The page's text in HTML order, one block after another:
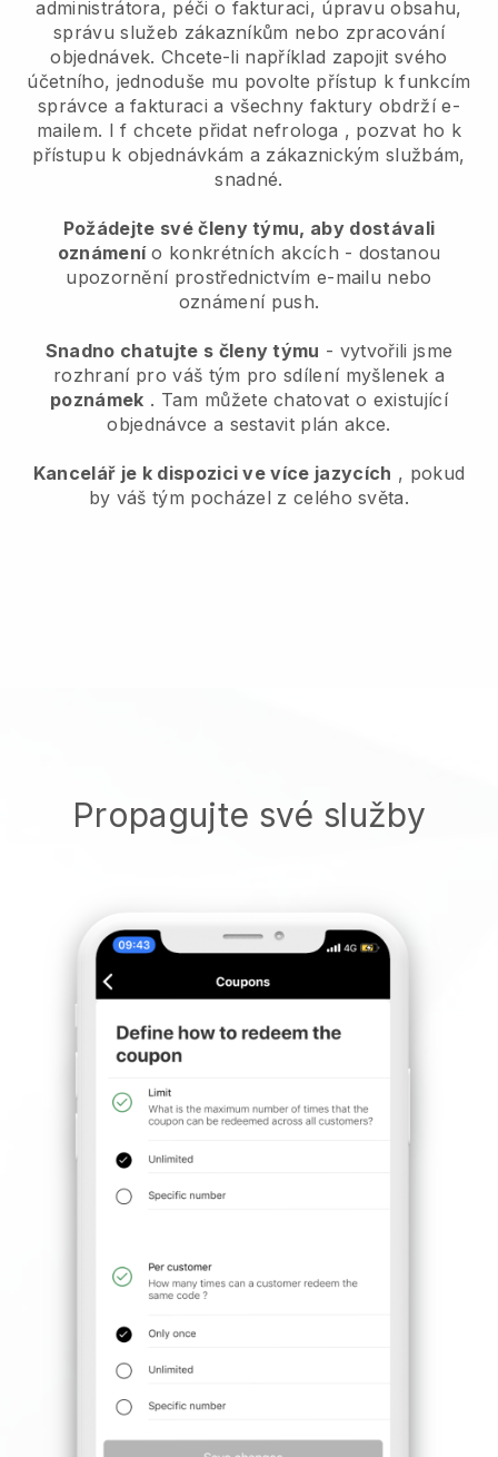
administrátora, péči o fakturaci, úpravu obsahu,
správu služeb zákazníkům nebo zpracování
objednávek. Chcete-li například zapojit svého
účetního, jednoduše mu povolte přístup k funkcím
správce a fakturaci a všechny faktury obdrží e-
mailem. If chcete přidat nefrologa , pozvat ho k
přístupu k objednávkám a zákaznickým službám,
snadné.
Požádejte své členy týmu, aby dostávali
oznámenío konkrétních akcích - dostanou
upozornění prostřednictvím e-mailu nebo
oznámení push.
Snadno chatujte s členy týmu - vytvořili jsme
rozhraní pro váš tým pro sdílení myšlenek a
poznámek . Tam můžete chatovat o existující
objednávce a sestavit plán akce.
Kancelář je k dispozici ve více jazycích , pokud
by váš tým pocházel z celého světa.
Propagujte své služby